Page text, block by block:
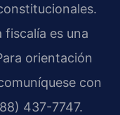
fiscalía es una
orientación
con
437-7747.